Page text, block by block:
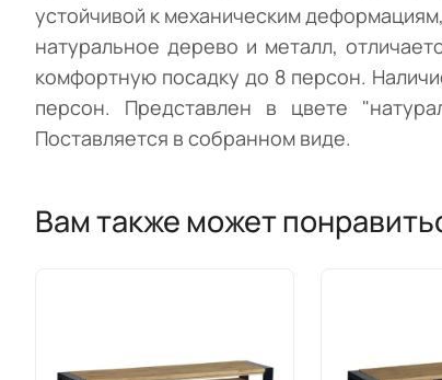
устойчивой к механическим
натуральное дерево и металл,
комфортную посадку до 8 персон.
персон. Представлен в цвете
Поставляется в собранном виде.
Вам также может